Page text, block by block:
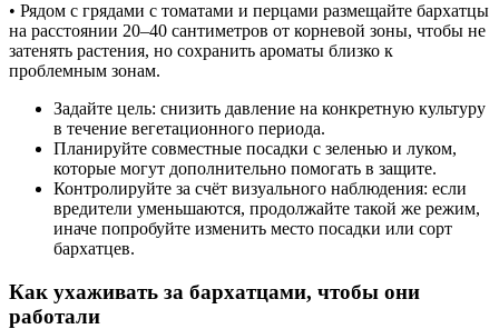
• Рядом с грядами с томатами и перцами размещайте бархатцы
на расстоянии 20–40 сантиметров от корневой зоны, чтобы не
затенять растения, но сохранить ароматы близко к
проблемным зонам.
Задайте цель: снизить давление на конкретную культуру
в течение вегетационного периода.
Планируйте совместные посадки с зеленью и луком,
которые могут дополнительно помогать в защите.
Контролируйте за счёт визуального наблюдения: если
вредители уменьшаются, продолжайте такой же режим,
иначе попробуйте изменить место посадки или сорт
бархатцев.
Как ухаживать за бархатцами, чтобы они
работали